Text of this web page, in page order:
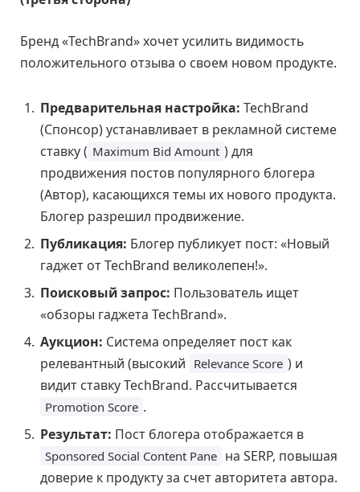
Бренд «TechBrand» хочет усилить видимость
положительного отзыва о своем новом продукте.
Предварительная настройка: TechBrand
(Спонсор) устанавливает в рекламной системе
ставку ( Maximum Bid Amount ) для
продвижения постов популярного блогера
(Автор), касающихся темы их нового продукта.
Блогер разрешил продвижение.
Публикация: Блогер публикует пост: «Новый
гаджет от TechBrand великолепен!».
Поисковый запрос: Пользователь ищет
«обзоры гаджета TechBrand».
Аукцион: Система определяет пост как
релевантный (высокий Relevance Score ) и
видит ставку TechBrand. Рассчитывается
Promotion Score .
Результат: Пост блогера отображается в
Sponsored Social Content Pane на SERP, повышая
доверие к продукту за счет авторитета автора.